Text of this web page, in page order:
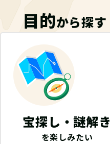
目的から探す
宝探し・謎解き
を楽しみたい